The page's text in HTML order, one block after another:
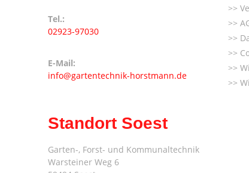
Tel.:
02923-97030
E-Mail:
info@gartentechnik-horstmann.de
Standort Soest
Garten-, Forst- und Kommunaltechnik
Warsteiner Weg 6